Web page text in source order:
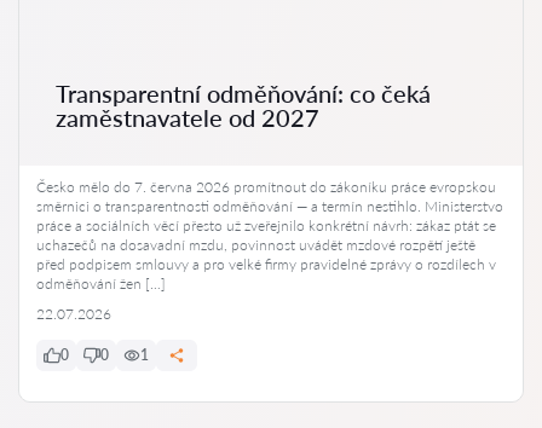
Transparentní odměňování: co čeká
zaměstnavatele od 2027
Česko mělo do 7. června 2026 promítnout do zákoníku práce evropskou
směrnici o transparentnosti odměňování — a termín nestihlo. Ministerstvo
práce a sociálních věcí přesto už zveřejnilo konkrétní návrh: zákaz ptát se
uchazečů na dosavadní mzdu, povinnost uvádět mzdové rozpětí ještě
před podpisem smlouvy a pro velké firmy pravidelné zprávy o rozdílech v
odměňování žen […]
22.07.2026
0 0 1